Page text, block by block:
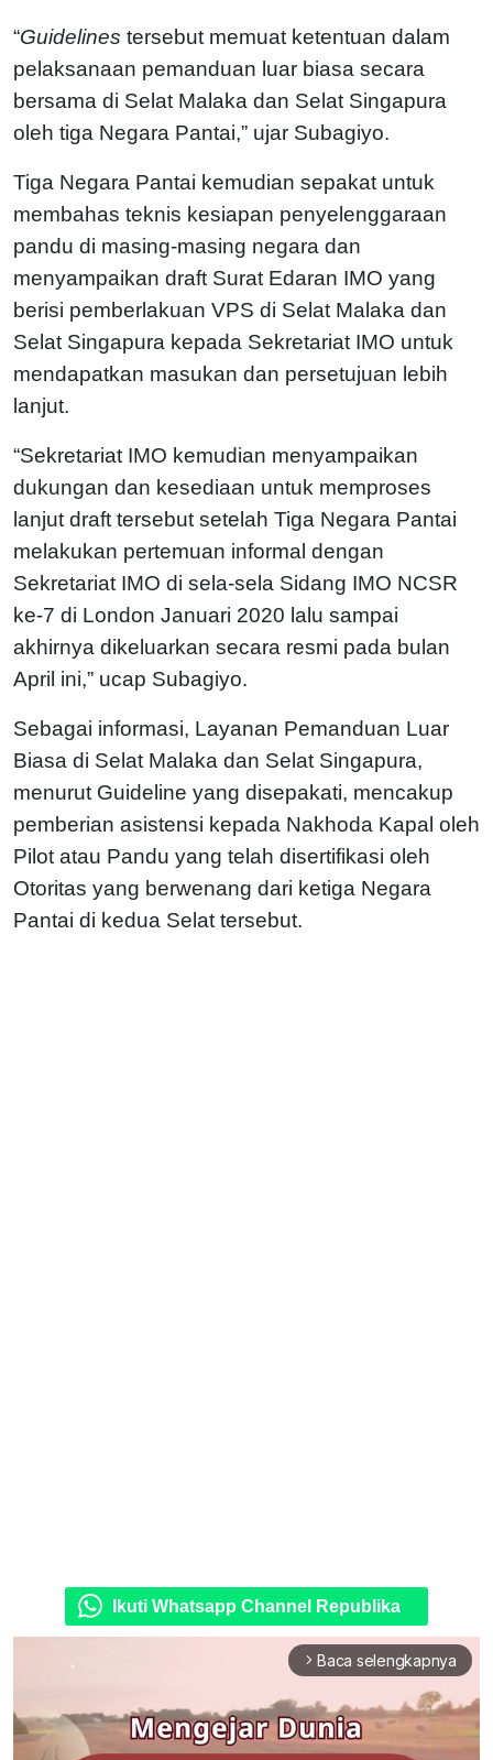
“Guidelines tersebut memuat ketentuan dalam
pelaksanaan pemanduan luar biasa secara
bersama di Selat Malaka dan Selat Singapura
oleh tiga Negara Pantai,” ujar Subagiyo.
Tiga Negara Pantai kemudian sepakat untuk
membahas teknis kesiapan penyelenggaraan
pandu di masing-masing negara dan
menyampaikan draft Surat Edaran IMO yang
berisi pemberlakuan VPS di Selat Malaka dan
Selat Singapura kepada Sekretariat IMO untuk
mendapatkan masukan dan persetujuan lebih
lanjut.
“Sekretariat IMO kemudian menyampaikan
dukungan dan kesediaan untuk memproses
lanjut draft tersebut setelah Tiga Negara Pantai
melakukan pertemuan informal dengan
Sekretariat IMO di sela-sela Sidang IMO NCSR
ke-7 di London Januari 2020 lalu sampai
akhirnya dikeluarkan secara resmi pada bulan
April ini,” ucap Subagiyo.
Sebagai informasi, Layanan Pemanduan Luar
Biasa di Selat Malaka dan Selat Singapura,
menurut Guideline yang disepakati, mencakup
pemberian asistensi kepada Nakhoda Kapal oleh
Pilot atau Pandu yang telah disertifikasi oleh
Otoritas yang berwenang dari ketiga Negara
Pantai di kedua Selat tersebut.
Ikuti Whatsapp Channel Republika
arrow_forward_ios Baca selengkapnya